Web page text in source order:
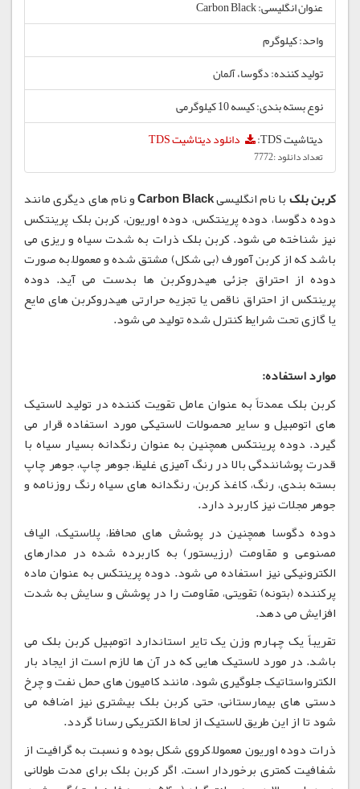
عنوان انگلیسی: Carbon Black
واحد: کیلوگرم
تولید کننده: دگوسا، آلمان
نوع بسته بندی: کیسه 10 کیلوگرمی
دیتاشیت TDS:
دانلود دیتاشیت TDS
تعداد دانلود :7772
کربن بلکبا نام انگلیسیCarbon Blackو نام های دیگری مانند
دوده دگوسا، دوده پرینتکس، دوده اوریون، کربن بلک پرینتکس
نیز شناخته می شود. کربن بلک ذرات به شدت سیاه و ریزی می
باشد که از کربن آمورف (بی شکل) مشتق شده و معمولاً به صورت
دوده از احتراق جزئی هیدروکربن ها بدست می آید. دوده
پرینتکس از احتراق ناقص یا تجزیه حرارتی هیدروکربن های مایع
یا گازی تحت شرایط کنترل شده تولید می شود.
موارد استفاده:
کربن بلک عمدتاً به عنوان عامل تقویت کننده در تولید لاستیک
های اتومبیل و سایر محصولات لاستیکی مورد استفاده قرار می
گیرد. دوده پرینتکس همچنین به عنوان رنگدانه بسیار سیاه با
قدرت پوشانندگی بالا در رنگ آمیزی غلیظ، جوهر چاپ، جوهر چاپ
بسته بندی، رنگ، کاغذ کربن، رنگدانه های سیاه رنگ روزنامه و
جوهر مجلات نیز کاربرد دارد.
دوده دگوسا همچنین در پوشش های محافظ، پلاستیک، الیاف
مصنوعی و مقاومت (رزیستور) به کاربرده شده در مدارهای
الکترونیکی نیز استفاده می شود. دوده پرینتکس به عنوان ماده
پرکننده (بتونه) تقویتی، مقاومت را در پوشش و سایش به شدت
افزایش می دهد.
تقریباً یک چهارم وزن یک تایر استاندارد اتومبیل کربن بلک می
باشد. در مورد لاستیک هایی که در آن ها لازم است از ایجاد بار
الکترواستاتیک جلوگیری شود، مانند کامیون های حمل نفت و چرخ
دستی های بیمارستانی، حتی کربن بلک بیشتری نیز اضافه می
شود تا از این طریق لاستیک از لحاظ الکتریکی رسانا گردد.
ذرات دوده اوریون معمولاً کروی شکل بوده و نسبت به گرافیت از
شفافیت کمتری برخوردار است. اگر کربن بلک برای مدت طولانی